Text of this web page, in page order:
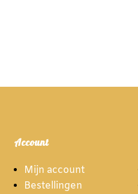
Account
Mijn account
Bestellingen